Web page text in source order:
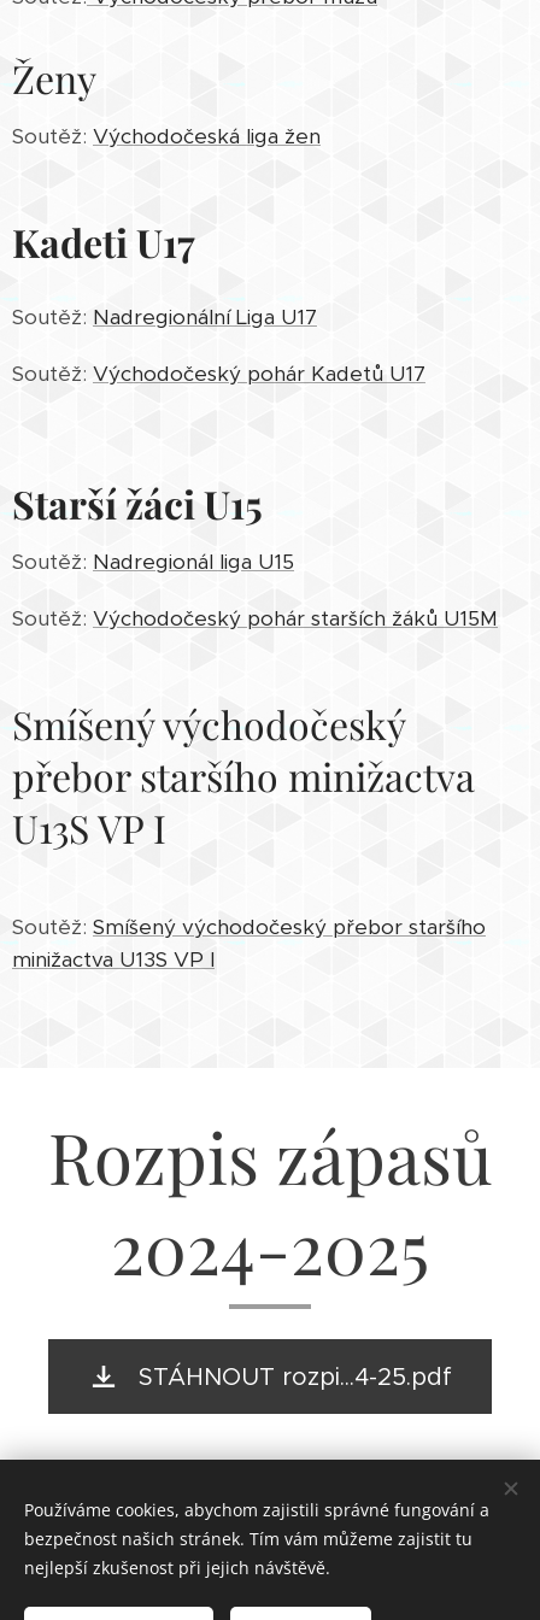
obranu, díky
níž jsme
vyrážet
druhé
čtvrtiny
už o 13
domácí
Trochu
obraně a
Ženy
Soutěž: Východočeská liga žen
Kadeti U17
Soutěž: Nadregionální Liga U17
Soutěž: Východočeský pohár Kadetů U17
Starší žáci U15
Soutěž: Nadregionál liga U15
Soutěž: Východočeský pohár starších žáků U15M
Smíšený východočeský
přebor staršího minižactva
U13S VP I
Soutěž: Smíšený východočeský přebor staršího
minižactva U13S VP I
Rozpis zápasů
2024-2025
STÁHNOUT rozpi...4-25.pdf
© 2021Basketbalový klub Přelouč, o.s.
vyhrazena.
Používáme cookies, abychom zajistili správné fungování a
bezpečnost našich stránek. Tím vám můžeme zajistit tu
nejlepší zkušenost při jejich návštěvě.